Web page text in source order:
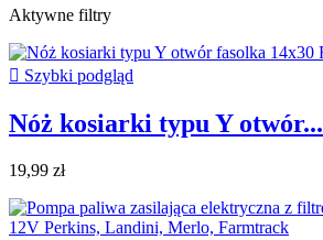
Aktywne filtry
 Szybki podgląd
Nóż kosiarki typu Y otwór...
19,99 zł